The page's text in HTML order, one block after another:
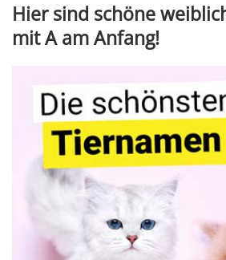
Hier sind schöne
mit A am Anfang!